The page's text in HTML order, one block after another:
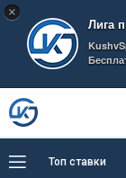
×
Лига
Топ ставки